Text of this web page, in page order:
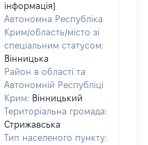
інформація]
Автономна Республіка
Крим/область/місто зі
спеціальним статусом:
Вінницька
Район в області та
Автономній Республіці
Крим: Вінницький
Територіальна громада:
Стрижавська
Тип населеного пункту: